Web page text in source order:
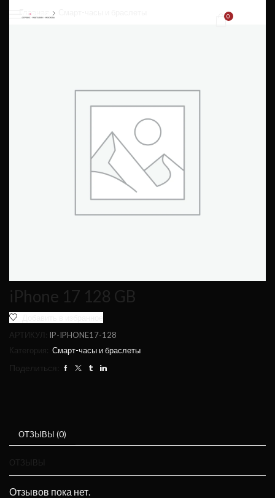
0
Главная
iPhone 17 128 GB
АРТИКУЛ: IP-IPHONE17-128
Категория:
Смарт-часы и браслеты
Поделиться:
ОТЗЫВЫ (0)
ОТЗЫВЫ
Отзывов пока нет.